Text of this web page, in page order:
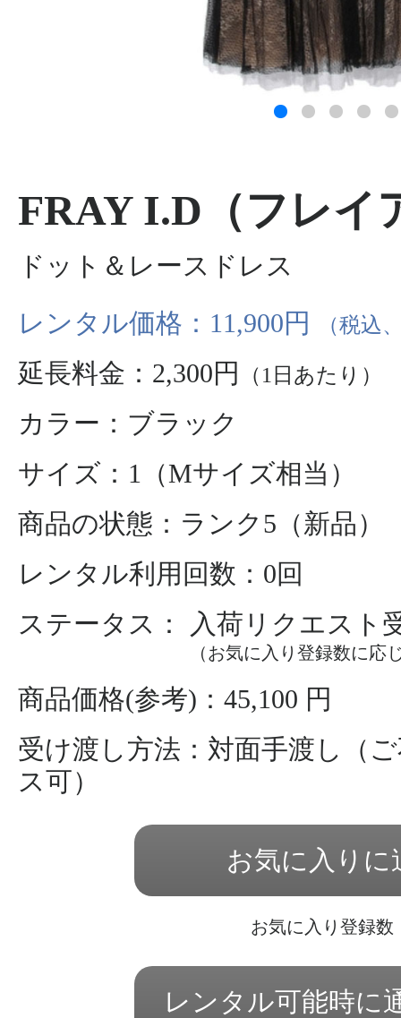
FRAY I.D（フレイ
ドット＆レースドレス
レンタル価格：11,900円
（税込
延長料金：2,300円 （1日あたり）
カラー：ブラック
サイズ：1（Mサイズ相当）
商品の状態：ランク5（新品）
レンタル利用回数：0回
ステータス： 入荷リクエスト
（お気に入り登録数に応
商品価格(参考)：45,100 円
受け渡し方法：対面手渡し（
ス可）
お気に入りに
お気に入り登録数
レンタル可能時に